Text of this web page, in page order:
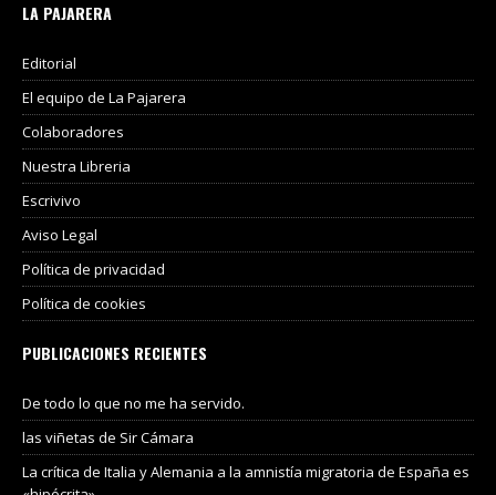
LA PAJARERA
Editorial
El equipo de La Pajarera
Colaboradores
Nuestra Libreria
Escrivivo
Aviso Legal
Política de privacidad
Política de cookies
PUBLICACIONES RECIENTES
De todo lo que no me ha servido.
las viñetas de Sir Cámara
La crítica de Italia y Alemania a la amnistía migratoria de España es